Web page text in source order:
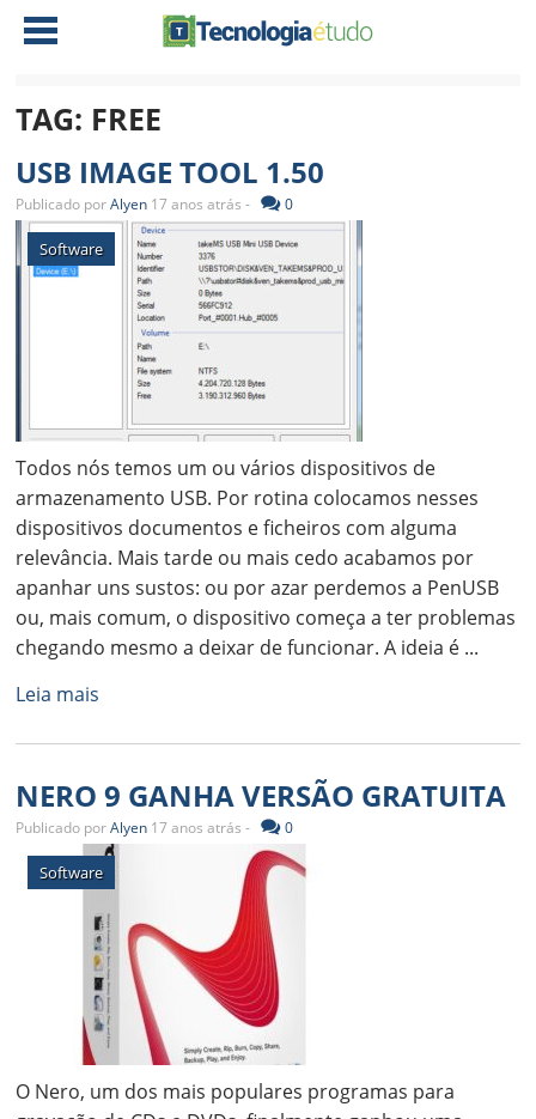
NOTÍCIAS
AMD
INTEL
ATI
TABLETS
CELULAR
IOS
JOGOS
DOWNLOADS
TAG: FREE
USB IMAGE TOOL 1.50
Publicado porAlyen 17 anos atrás - 0
Software
Todos nós temos um ou vários dispositivos de
armazenamento USB. Por rotina colocamos nesses
dispositivos documentos e ficheiros com alguma
relevância. Mais tarde ou mais cedo acabamos por
apanhar uns sustos: ou por azar perdemos a PenUSB
ou, mais comum, o dispositivo começa a ter problemas
chegando mesmo a deixar de funcionar. A ideia é ...
Leia mais
NERO 9 GANHA VERSÃO GRATUITA
Publicado porAlyen 17 anos atrás - 0
Software
O Nero, um dos mais populares programas para